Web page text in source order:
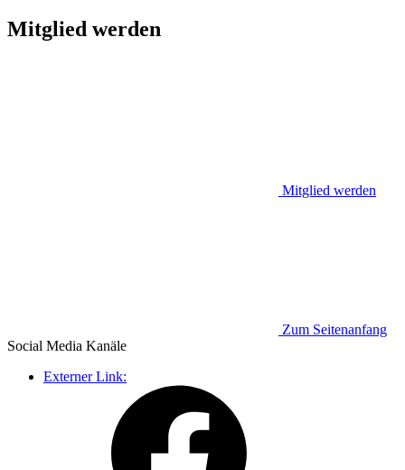
Mitglied werden
Mitglied werden
Zum Seitenanfang
Social Media Kanäle
Externer Link: